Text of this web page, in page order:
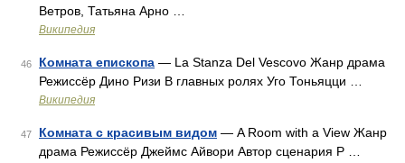
Ветров, Татьяна Арно …
Википедия
46 Комната епископа — La Stanza Del Vescovo Жанр драма
Режиссёр Дино Ризи В главных ролях Уго Тоньяцци …
Википедия
47 Комната с красивым видом — A Room with a View Жанр
драма Режиссёр Джеймс Айвори Автор сценария Р …